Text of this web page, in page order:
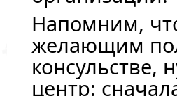
Напомним,
желающим
консульстве,
центр: